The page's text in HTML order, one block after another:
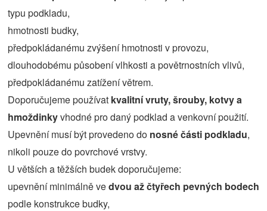
typu podkladu,
hmotnosti budky,
předpokládanému zvýšení hmotnosti v provozu,
dlouhodobému působení vlhkosti a povětrnostních vlivů,
předpokládanému zatížení větrem.
Doporučujeme používat kvalitní vruty, šrouby, kotvy a
hmoždinkyvhodné pro daný podklad a venkovní použití.
Upevnění musí být provedeno do nosné části podkladu,
nikoli pouze do povrchové vrstvy.
U větších a těžších budek doporučujeme:
upevnění minimálně vedvou až čtyřech pevných bodech
podle konstrukce budky,